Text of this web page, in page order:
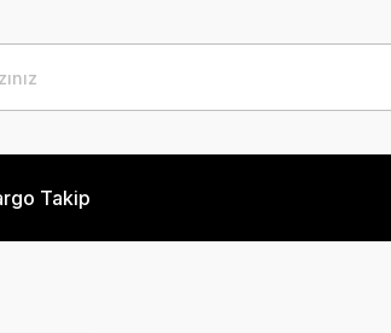
Takip